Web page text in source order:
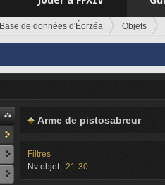
Base de données d'Éorzéa Objets
Arme de pistosabreur
Filtres
Nv objet : 21-30